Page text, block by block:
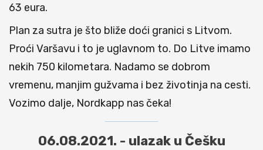
63 eura.
Plan za sutra je što bliže doći granici s Litvom.
Proći Varšavu i to je uglavnom to. Do Litve imamo
nekih 750 kilometara. Nadamo se dobrom
vremenu, manjim gužvama i bez životinja na cesti.
Vozimo dalje, Nordkapp nas čeka!
06.08.2021. - ulazak u Češku